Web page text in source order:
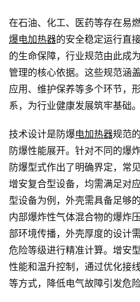
在石油、化工、医药等存在易
爆电加热器的安全稳定运行直
的生命保障，行业规范由此成
管理的核心依据。这些规范涵
应用、维护保养等多个环节，
系，为行业健康发展筑牢基础。
技术设计是防爆电加热器规范
防爆性能展开。针对不同的爆
防爆型式作出了明确界定，常
增安复合型设备，均需满足对
型设备为例，外壳需具备足够
内部爆炸性气体混合物的爆炸
部环境传播，外壳厚度的设计
危险等级进行精准计算。增安
性能和温升控制，通过优化接
等方式，降低电气故障引发危